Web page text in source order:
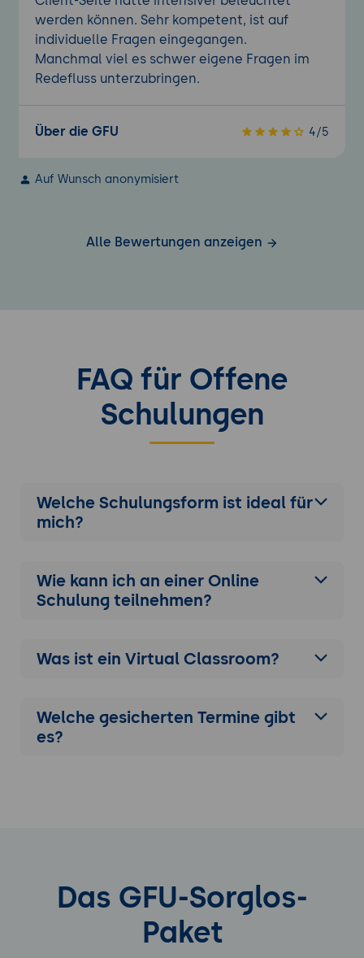
werden können. Sehr kompetent, ist auf
individuelle Fragen eingegangen.
Manchmal viel es schwer eigene Fragen im
Redefluss unterzubringen.
Über die GFU 4/5
Auf Wunsch anonymisiert
Alle Bewertungen anzeigen
FAQ für Offene
Schulungen
Welche Schulungsform ist ideal für
mich?
Wie kann ich an einer Online
Schulung teilnehmen?
Was ist ein Virtual Classroom?
Welche gesicherten Termine gibt
es?
Das GFU-Sorglos-
Paket